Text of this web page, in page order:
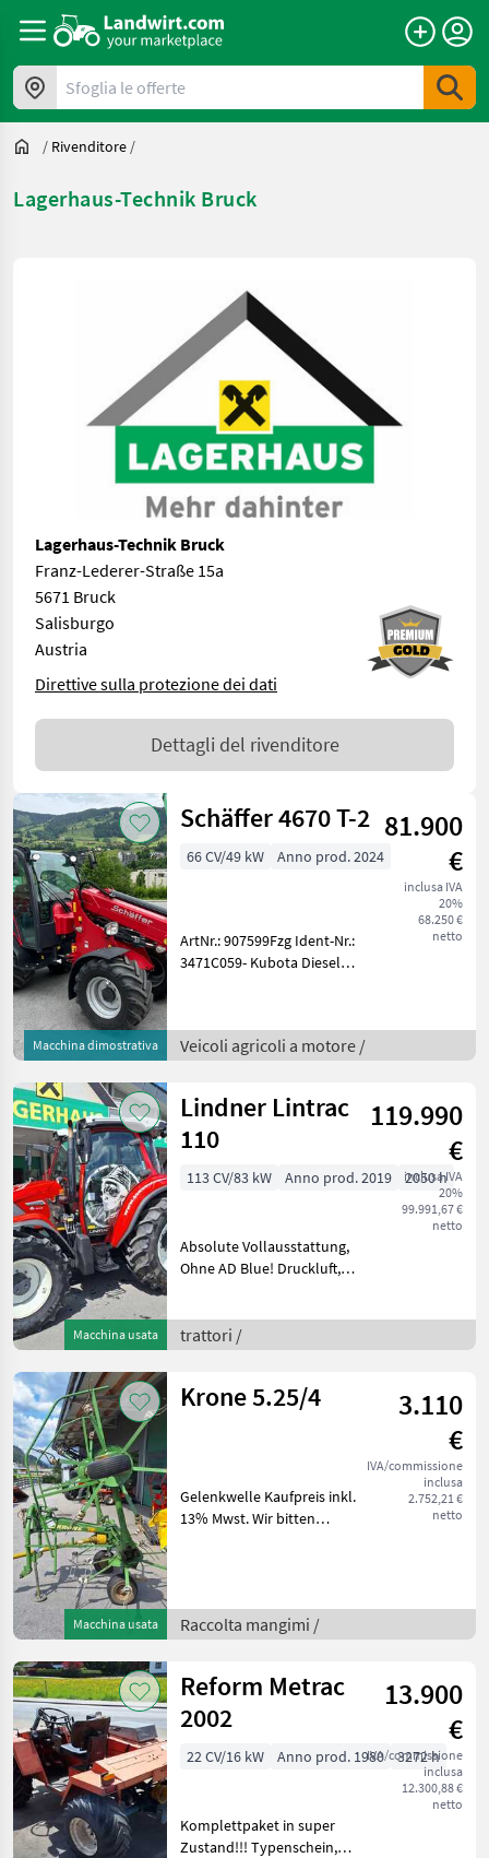
Sfoglia le offerte
/ Rivenditore /
Lagerhaus-Technik Bruck
Lagerhaus-Technik Bruck
Franz-Lederer-Straße 15a
5671 Bruck
Salisburgo
Austria
Direttive sulla protezione dei dati
Dettagli del rivenditore
Macchina dimostrativa
Schäffer 4670 T-2 81.900
€
inclusa IVA
20%
68.250 €
netto
66 CV/49 kW Anno prod. 2024
ArtNr.: 907599Fzg Ident-Nr.:
3471C059- Kubota Diesel
Heckgewicht-Endplatte-
Abschleppkupplung-
Veicoli agricoli a motore /
Macchina usata
Lindner Lintrac
110
119.990
€
inclusa IVA
20%
99.991,67 €
netto
113 CV/83 kW Anno prod. 2019 2050 h
Absolute Vollausstattung,
Ohne AD Blue! Druckluft,
Hauer XB 90,
Leichtgutschaufel,
Schneeketten Wir bit
trattori /
Macchina usata
Krone 5.25/4
3.110
€
IVA/commissione
inclusa
2.752,21 €
netto
Gelenkwelle Kaufpreis inkl.
13% Mwst. Wir bitten
ausreichend Zeit für die
Beratung und eventuell
Raccolta mangimi /
Reform Metrac
2002
13.900
€
IVA/commissione
inclusa
12.300,88 €
netto
22 CV/16 kW Anno prod. 1980 3272 h
Komplettpaket in super
Zustand!!! Typenschein,